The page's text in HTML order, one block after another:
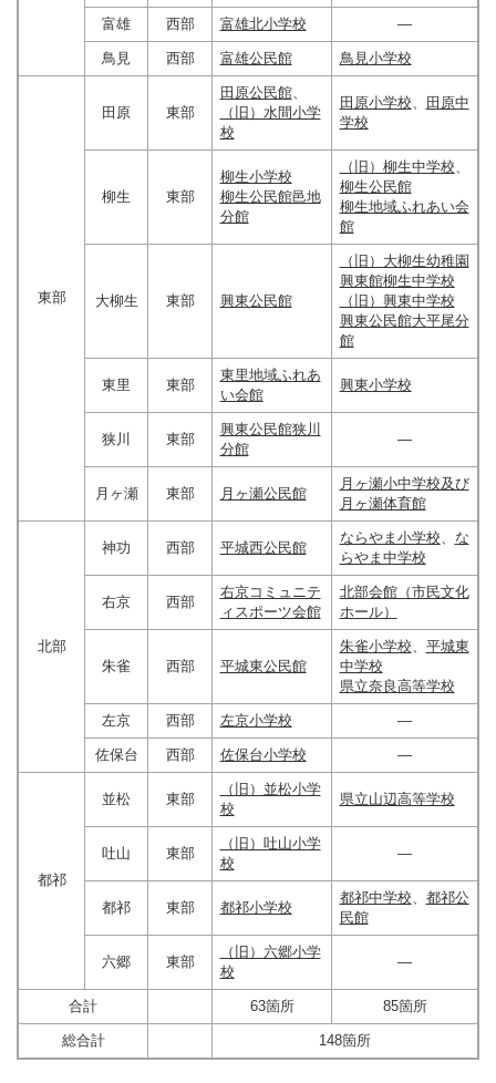
富雄 西部 富雄北小学校 ―
鳥見 西部 富雄公民館 鳥見小学校
東部
田原 東部
田原公民館、
（旧）水間小学
校
田原小学校、
田原中
学校
柳生 東部
柳生小学校
柳生公民館邑地
分館
（旧）柳生中学校、
柳生公民館
柳生地域ふれあい会
館
大柳生 東部 興東公民館
（旧）大柳生幼稚園
興東館柳生中学校
（旧）興東中学校
興東公民館大平尾分
館
東里 東部
東里地域ふれあ
い会館
興東小学校
狭川 東部
興東公民館狭川
分館
―
月ヶ瀬 東部 月ヶ瀬公民館
月ヶ瀬小中学校及び
月ヶ瀬体育館
北部
神功 西部 平城西公民館
ならやま小学校、 な
らやま中学校
右京 西部
右京コミュニテ
ィスポーツ会館
北部会館（市民文化
ホール）
朱雀 西部 平城東公民館
朱雀小学校、 平城東
中学校
県立奈良高等学校
左京 西部 左京小学校 ―
佐保台 西部 佐保台小学校 ―
都祁
並松 東部
（旧）並松小学
校
県立山辺高等学校
吐山 東部
（旧）吐山小学
校
―
都祁 東部 都祁小学校
都祁中学校、 都祁公
民館
六郷 東部
（旧）六郷小学
校
―
合計 63箇所 85箇所
総合計 148箇所